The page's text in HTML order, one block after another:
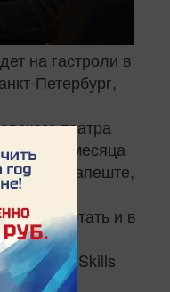
на гастроли в
Петербург,
театра
в конце месяца
в Будапеште,
работать и в
WorldSkills